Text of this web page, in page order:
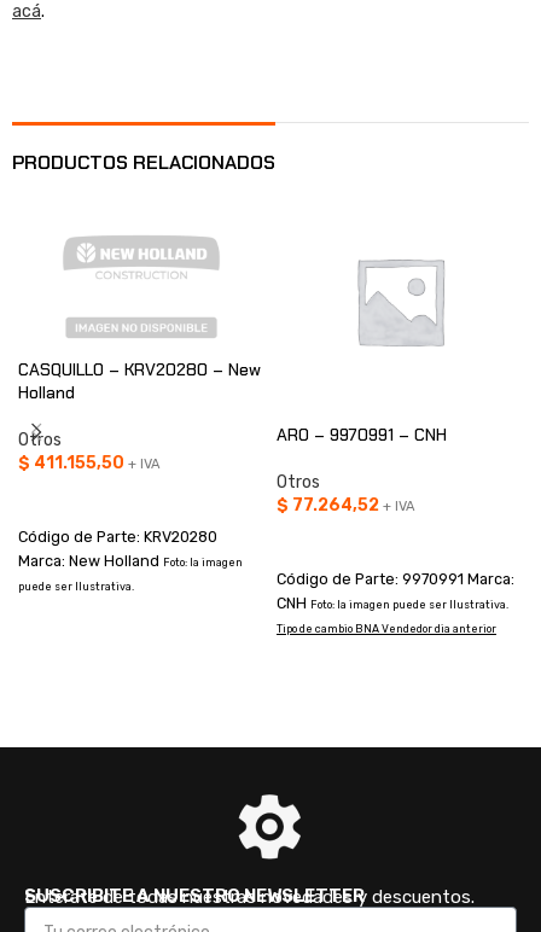
acá.
PRODUCTOS RELACIONADOS
CASQUILLO – KRV20280 – New
Holland
Otros
$ 411.155,50 + IVA
Código de Parte: KRV20280
Marca: New Holland Foto: la imagen
puede ser Ilustrativa.
ARO – 9970991 – CNH
Otros
$ 77.264,52 + IVA
Código de Parte: 9970991 Marca:
CNH Foto: la imagen puede ser Ilustrativa.
Tipo de cambio BNA Vendedor dia anterior
SUSCRIBITE A NUESTRO NEWSLETTER
Enterate de todas nuestras novedades y descuentos.